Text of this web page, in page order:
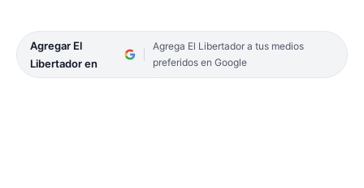
Agregar El
Libertador en
Agrega El Libertador a tus medios
preferidos en Google